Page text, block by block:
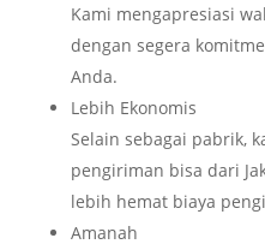
Kami mengapresiasi
dengan segera
Anda.
Lebih Ekonomis
Selain sebagai pabrik,
pengiriman bisa dari
lebih hemat biaya
Amanah